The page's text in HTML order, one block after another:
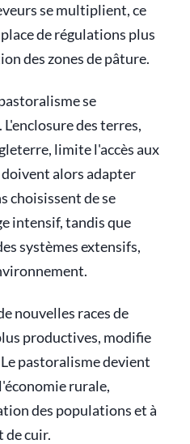
se multiplient, ce
de régulations plus
des zones de pâture.
se
des terres,
limite l'accès aux
doivent alors adapter
choisissent de se
intensif, tandis que
systèmes extensifs,
nouvelles races de
productives, modifie
pastoralisme devient
rurale,
des populations et à
de cuir.